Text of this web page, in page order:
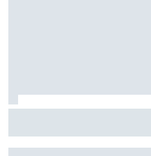
のレースは面白い」と主張